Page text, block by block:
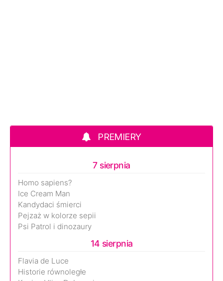
PREMIERY
7 sierpnia
Homo sapiens?
Ice Cream Man
Kandydaci śmierci
Pejzaż w kolorze sepii
Psi Patrol i dinozaury
14 sierpnia
Flavia de Luce
Historie równoległe